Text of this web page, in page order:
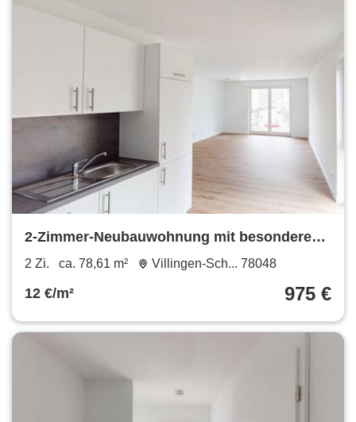
2-Zimmer-Neubauwohnung mit besonderem
Schnitt! EBK und BalkonTerrasse inklusive
2 Zi. ca. 78,61 m² Villingen-Sch... 78048
12 €/m² 975 €